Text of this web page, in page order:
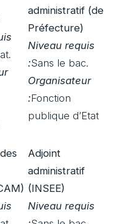
administratif (de
Préfecture)
Niveau requis
:Sans le bac.
Organisateur
:Fonction
publique d’Etat
Adjoint
administratif
(INSEE)
Niveau requis